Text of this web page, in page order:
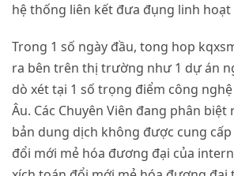
hệ thống liên kết đưa đụng linh hoạt
Trong 1 số ngày đầu, tong hop
ra bên trên thị trường như 1 dự án
dò xét tại 1 số trọng điểm công
Âu. Các Chuyên Viên đang phân
bản dung dịch không được cung
đổi mới mẻ hóa đương đại của